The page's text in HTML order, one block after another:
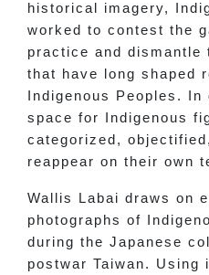
historical imagery,
worked to contest the
practice and dismantle
that have long shaped
Indigenous Peoples.
space for Indigenous
categorized,
reappear on their own
Wallis Labai draws on
photographs of
during the Japanese
postwar Taiwan. Using